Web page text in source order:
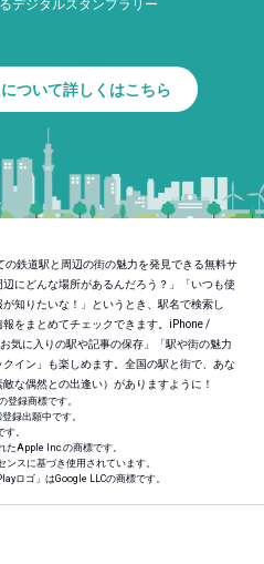
デジタルスタンプラリー
ついて詳しくはこちら
鉄道駅と周辺の街の魅力を発見できる無料サ
にどんな場所があるんだろう？」「いつも使
知りたいな！」というとき、駅名で検索し
をまとめてチェックできます。iPhone /
気に入りの駅や記事の保存」「駅や街の魅力
イン」も楽しめます。全国の駅と街で、あな
な偶然との出逢い）がありますように！
登録商標です。
録出願中です。
。
たApple Inc.の商標です。
スに基づき使用されています。
ロゴ」はGoogle LLCの商標です。